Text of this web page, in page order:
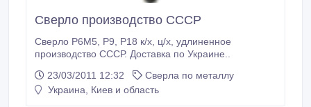
Сверло производство СССР
Сверло Р6М5, Р9, Р18 к/х, ц/х, удлиненное
производство СССР. Доставка по Украине..
23/03/2011 12:32
Сверла по металлу
Украина, Киев и область